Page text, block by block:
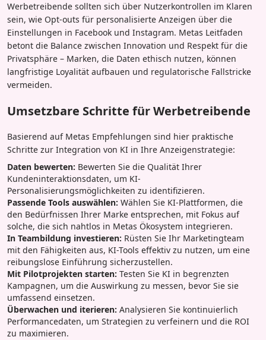
Werbetreibende sollten sich über Nutzerkontrollen im Klaren
sein, wie Opt-outs für personalisierte Anzeigen über die
Einstellungen in Facebook und Instagram. Metas Leitfaden
betont die Balance zwischen Innovation und Respekt für die
Privatsphäre – Marken, die Daten ethisch nutzen, können
langfristige Loyalität aufbauen und regulatorische Fallstricke
vermeiden.
Umsetzbare Schritte für Werbetreibende
Basierend auf Metas Empfehlungen sind hier praktische
Schritte zur Integration von KI in Ihre Anzeigenstrategie:
Daten bewerten: Bewerten Sie die Qualität Ihrer
Kundeninteraktionsdaten, um KI-
Personalisierungsmöglichkeiten zu identifizieren.
Passende Tools auswählen: Wählen Sie KI-Plattformen, die
den Bedürfnissen Ihrer Marke entsprechen, mit Fokus auf
solche, die sich nahtlos in Metas Ökosystem integrieren.
In Teambildung investieren: Rüsten Sie Ihr Marketingteam
mit den Fähigkeiten aus, KI-Tools effektiv zu nutzen, um eine
reibungslose Einführung sicherzustellen.
Mit Pilotprojekten starten: Testen Sie KI in begrenzten
Kampagnen, um die Auswirkung zu messen, bevor Sie sie
umfassend einsetzen.
Überwachen und iterieren: Analysieren Sie kontinuierlich
Performancedaten, um Strategien zu verfeinern und die ROI
zu maximieren.